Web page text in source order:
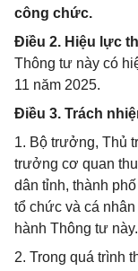
công chức.
Điều 2. Hiệu lực
Thông tư này có
11 năm 2025.
Điều 3. Trách
1. Bộ trưởng, Thủ
trưởng cơ quan
dân tỉnh, thành
tổ chức và cá
hành Thông tư này.
2. Trong quá trình